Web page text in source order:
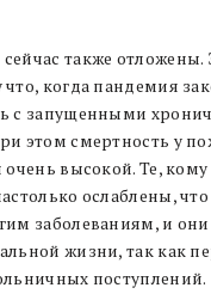
также отложены.
когда пандемия
с запущенными
этом смертность у
очень высокой. Те, кому
ослаблены,
заболеваниям, и
жизни, так как
поступлений.